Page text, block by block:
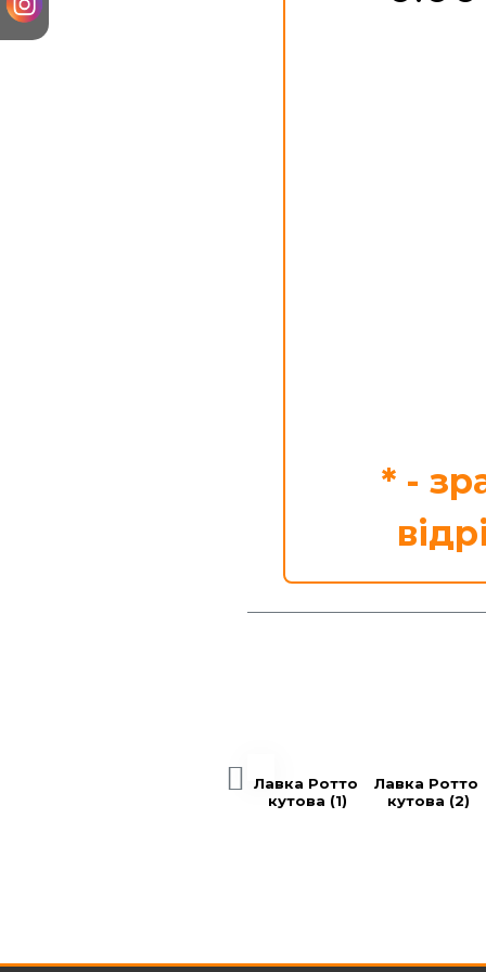
* -
Лавка Ротто
кутова (1)
Лавка Ротто
кутова (2)